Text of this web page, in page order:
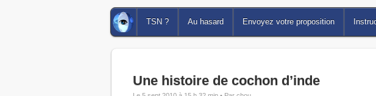
TSN ? Au hasard Envoyez votre proposition
Une histoire de cochon d’inde